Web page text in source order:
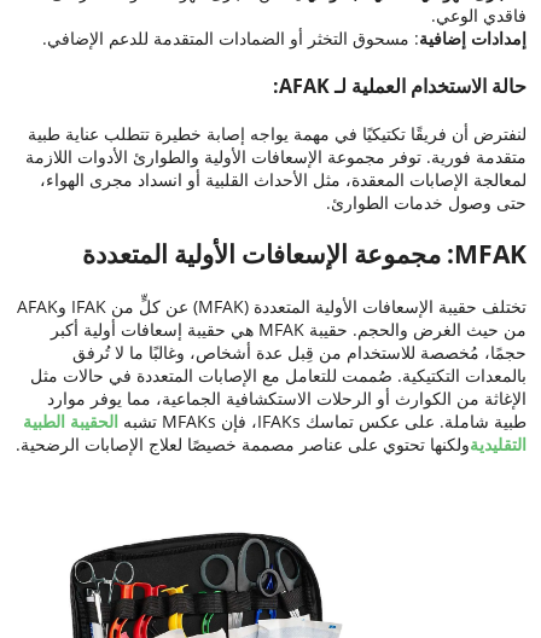
فاقدي الوعي.
إمدادات إضافية: مسحوق التخثر أو الضمادات المتقدمة للدعم الإضافي.
حالة الاستخدام العملية لـ AFAK:
لنفترض أن فريقًا تكتيكيًا في مهمة يواجه إصابة خطيرة تتطلب عناية طبية
متقدمة فورية. توفر مجموعة الإسعافات الأولية والطوارئ الأدوات اللازمة
لمعالجة الإصابات المعقدة، مثل الأحداث القلبية أو انسداد مجرى الهواء،
حتى وصول خدمات الطوارئ.
MFAK: مجموعة الإسعافات الأولية المتعددة
تختلف حقيبة الإسعافات الأولية المتعددة (MFAK) عن كلٍّ من IFAK وAFAK
من حيث الغرض والحجم. حقيبة MFAK هي حقيبة إسعافات أولية أكبر
حجمًا، مُخصصة للاستخدام من قِبل عدة أشخاص، وغالبًا ما لا تُرفق
بالمعدات التكتيكية. صُممت للتعامل مع الإصابات المتعددة في حالات مثل
الإغاثة من الكوارث أو الرحلات الاستكشافية الجماعية، مما يوفر موارد
طبية شاملة. على عكس تماسك IFAKs، فإن MFAKs تشبه
الحقيبة الطبية
التقليديةولكنها تحتوي على عناصر مصممة خصيصًا لعلاج الإصابات الرضحية.